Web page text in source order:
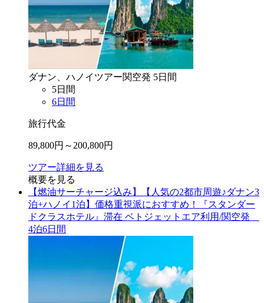
ダナン、ハノイ ツアー関空発 5日間
5日間
6日間
旅行代金
89,800円～ 200,800円
ツアー詳細を見る
概要を見る
【燃油サーチャージ込み】【人気の2都市周遊♪ダナン3
泊+ハノイ1泊】価格重視派におすすめ！『スタンダー
ドクラスホテル』滞在 ベトジェットエア利用/関空発
4泊6日間